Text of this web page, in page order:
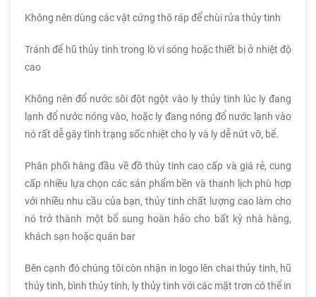
Không nên dùng các vật cứng thô ráp để chùi rửa thủy tinh
Tránh để hũ thủy tinh trong lò vi sóng hoặc thiết bị ở nhiệt độ
cao
Không nên đổ nước sôi đột ngột vào ly thủy tinh lúc ly đang
lạnh đổ nước nóng vào, hoặc ly đang nóng đổ nước lạnh vào
nó rất dễ gây tình trạng sốc nhiệt cho ly và ly dễ nứt vỡ, bể.
Phân phối hàng đầu về đồ thủy tinh cao cấp và giá rẻ, cung
cấp nhiều lựa chọn các sản phẩm bền và thanh lịch phù hợp
với nhiều nhu cầu của bạn, thủy tinh chất lượng cao làm cho
nó trở thành một bổ sung hoàn hảo cho bất kỳ nhà hàng,
khách sạn hoặc quán bar
Bên cạnh đó chúng tôi còn nhận in logo lên chai thủy tinh, hũ
thủy tinh, bình thủy tinh, ly thủy tinh với các mặt trơn có thể in